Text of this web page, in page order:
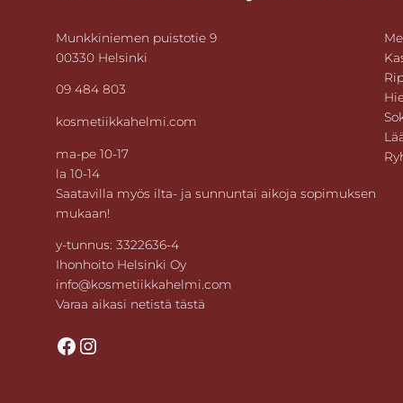
Munkkiniemen puistotie 9
00330 Helsinki
09 484 803
kosmetiikkahelmi.com
ma-pe 10-17
la 10-14
Saatavilla myös ilta- ja sunnuntai aikoja sopimuksen
mukaan!
y-tunnus: 3322636-4
Ihonhoito Helsinki Oy
info@kosmetiikkahelmi.com
Varaa aikasi netistä tästä
Facebook Instagram